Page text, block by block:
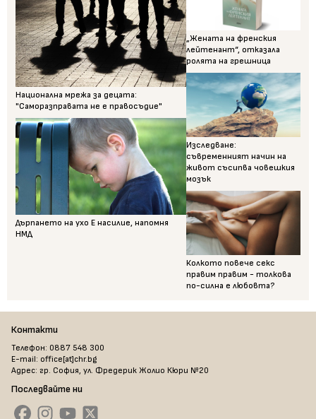
Национална мрежа за децата:
"Саморазправата не е правосъдие"
Дърпането на ухо Е насилие, напомня
НМД
„Жената на френския
лейтенант“, отказала
ролята на грешница
Изследване:
съвременният начин на
живот съсипва човешкия
мозък
Колкото повече секс
правим правим - толкова
по-силна е любовта?
Контакти
Телефон: 0887 548 300
E-mail: office[at]chr.bg
Адрес: гр. София, ул. Фредерик Жолио Кюри №20
Последвайте ни